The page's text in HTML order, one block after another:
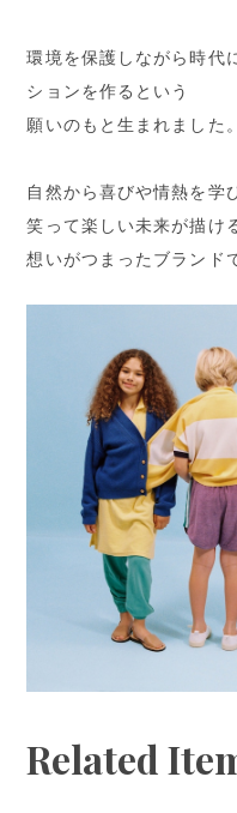
環境を保護しながら時代
ションを作るという
願いのもと生まれました。
自然から喜びや情熱を学
笑って楽しい未来が描け
想いがつまったブランド
Related